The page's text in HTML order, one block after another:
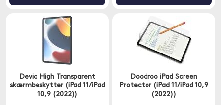
Devia High Transparent
skærmbeskytter (iPad 11/iPad
10,9 (2022))
Doodroo iPad Screen
Protector (iPad 11/iPad 10,9
(2022))